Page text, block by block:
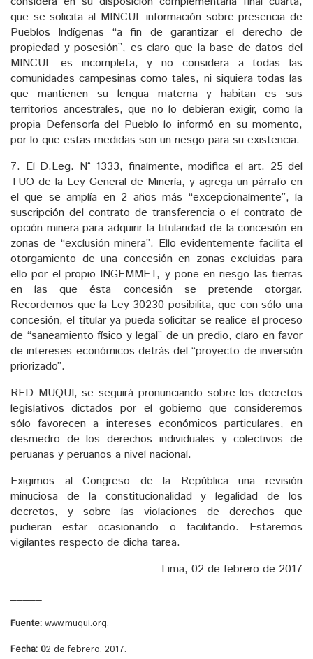
que se solicita al MINCUL información sobre presencia de
Pueblos Indígenas “a fin de garantizar el derecho de
propiedad y posesión”, es claro que la base de datos del
MINCUL es incompleta, y no considera a todas las
comunidades campesinas como tales, ni siquiera todas las
que mantienen su lengua materna y habitan es sus
territorios ancestrales, que no lo debieran exigir, como la
propia Defensoría del Pueblo lo informó en su momento,
por lo que estas medidas son un riesgo para su existencia.
7. El D.Leg. N° 1333, finalmente, modifica el art. 25 del
TUO de la Ley General de Minería, y agrega un párrafo en
el que se amplía en 2 años más “excepcionalmente”, la
suscripción del contrato de transferencia o el contrato de
opción minera para adquirir la titularidad de la concesión en
zonas de “exclusión minera”. Ello evidentemente facilita el
otorgamiento de una concesión en zonas excluidas para
ello por el propio INGEMMET, y pone en riesgo las tierras
en las que ésta concesión se pretende otorgar.
Recordemos que la Ley 30230 posibilita, que con sólo una
concesión, el titular ya pueda solicitar se realice el proceso
de “saneamiento físico y legal” de un predio, claro en favor
de intereses económicos detrás del “proyecto de inversión
priorizado”.
RED MUQUI, se seguirá pronunciando sobre los decretos
legislativos dictados por el gobierno que consideremos
sólo favorecen a intereses económicos particulares, en
desmedro de los derechos individuales y colectivos de
peruanas y peruanos a nivel nacional.
Exigimos al Congreso de la República una revisión
minuciosa de la constitucionalidad y legalidad de los
decretos, y sobre las violaciones de derechos que
pudieran estar ocasionando o facilitando. Estaremos
vigilantes respecto de dicha tarea.
Lima, 02 de febrero de 2017
Fuente: www.muqui.org.
Fecha: 02 de febrero, 2017.